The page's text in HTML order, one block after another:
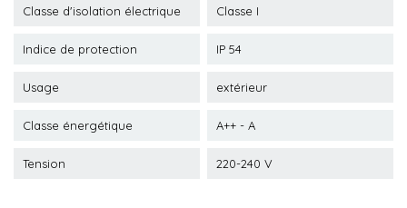
Classe d'isolation électrique Classe I
Indice de protection IP 54
Usage extérieur
Classe énergétique A++ - A
Tension 220-240 V